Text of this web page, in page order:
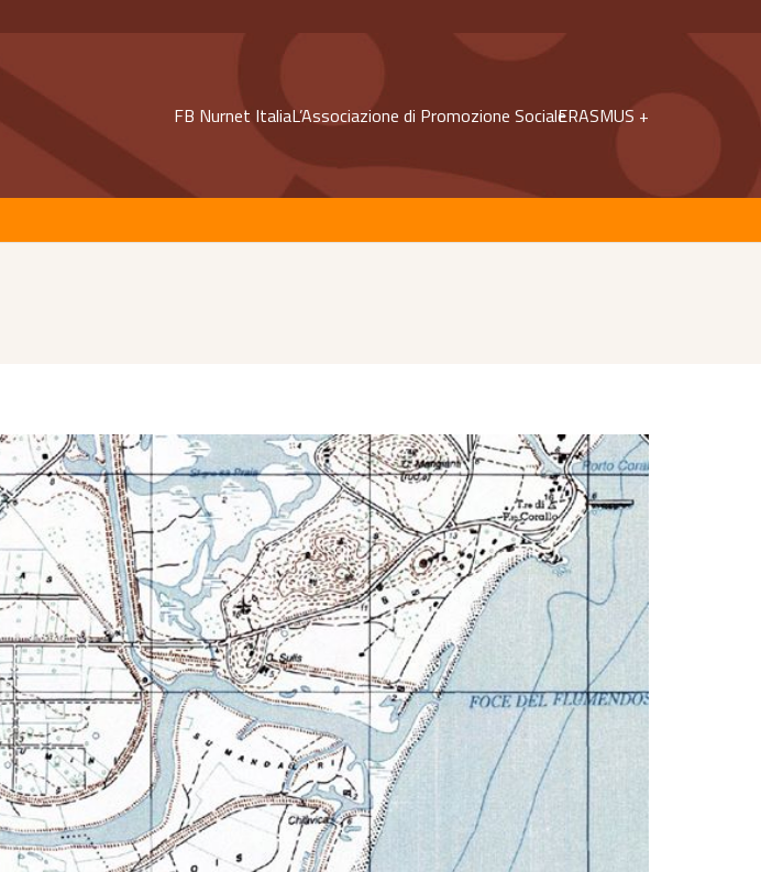
FB Nurnet ItaliaL’Associazione di Promozione SocialeERASMUS +